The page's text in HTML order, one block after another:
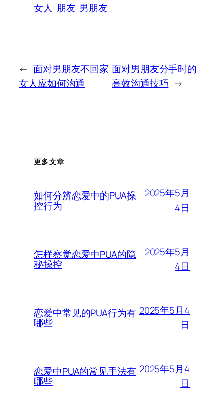
女人 朋友 男朋友
← 面对男朋友不回家
女人应如何沟通
面对男朋友分手时的
高效沟通技巧 →
更多文章
如何分辨恋爱中的PUA操
控行为
2025年5月
4日
怎样察觉恋爱中PUA的隐
秘操控
2025年5月
4日
恋爱中常见的PUA行为有
哪些
2025年5月4
日
恋爱中PUA的常见手法有
哪些
2025年5月4
日